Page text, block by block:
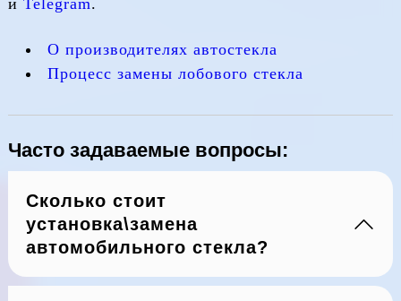
и Telegram.
О производителях автостекла
Процесс замены лобового стекла
Часто задаваемые вопросы:
Сколько стоит
установка\замена
автомобильного стекла?